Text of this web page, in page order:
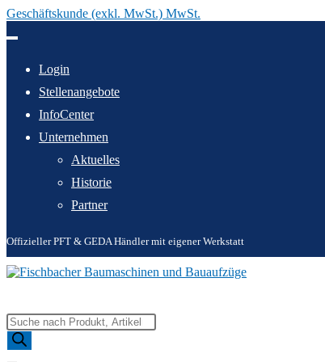
Geschäftskunde (exkl. MwSt.) MwSt.
Inhalt
Login
Stellenangebote
InfoCenter
Unternehmen
Aktuelles
Historie
Partner
Offizieller PFT & GEDA Händler mit eigener Werkstatt
Products
search